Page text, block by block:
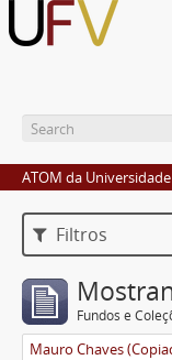
ATOM da
Filtros
Fundos e
Mauro Chaves